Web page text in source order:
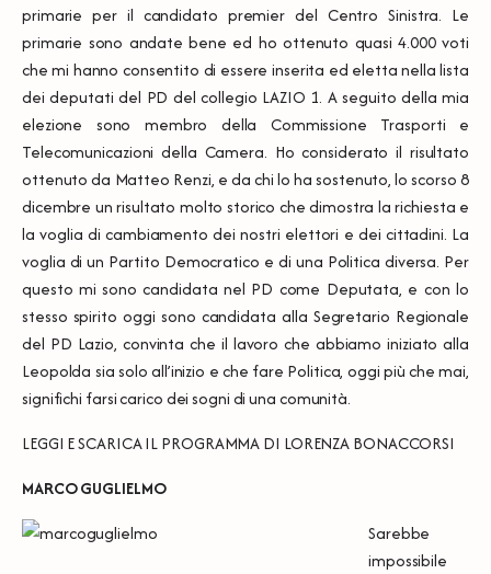
primarie per il candidato premier del Centro Sinistra. Le
primarie sono andate bene ed ho ottenuto quasi 4.000 voti
che mi hanno consentito di essere inserita ed eletta nella lista
dei deputati del PD del collegio LAZIO 1. A seguito della mia
elezione sono membro della Commissione Trasporti e
Telecomunicazioni della Camera. Ho considerato il risultato
ottenuto da Matteo Renzi, e da chi lo ha sostenuto, lo scorso 8
dicembre un risultato molto storico che dimostra la richiesta e
la voglia di cambiamento dei nostri elettori e dei cittadini. La
voglia di un Partito Democratico e di una Politica diversa. Per
questo mi sono candidata nel PD come Deputata, e con lo
stesso spirito oggi sono candidata alla Segretario Regionale
del PD Lazio, convinta che il lavoro che abbiamo iniziato alla
Leopolda sia solo all’inizio e che fare Politica, oggi più che mai,
significhi farsi carico dei sogni di una comunità.
LEGGI E SCARICA ILPROGRAMMA DI LORENZA BONACCORSI
MARCO GUGLIELMO
Sarebbe
impossibile